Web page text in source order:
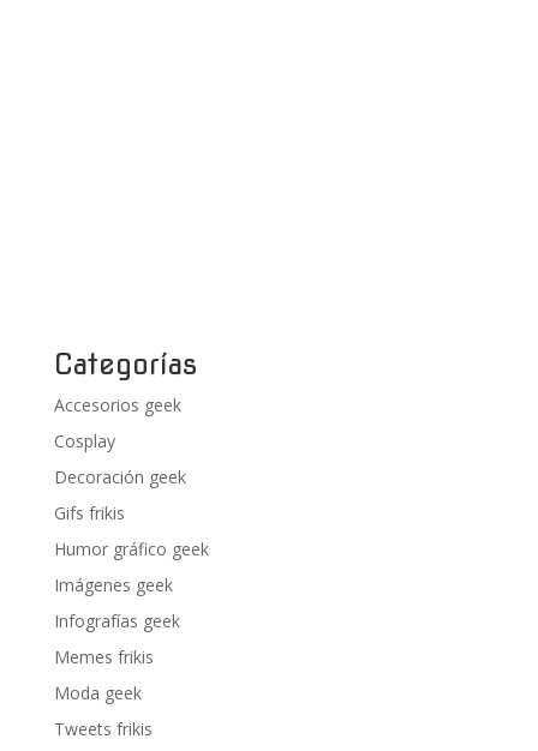
Categorías
Accesorios geek
Cosplay
Decoración geek
Gifs frikis
Humor gráfico geek
Imágenes geek
Infografías geek
Memes frikis
Moda geek
Tweets frikis